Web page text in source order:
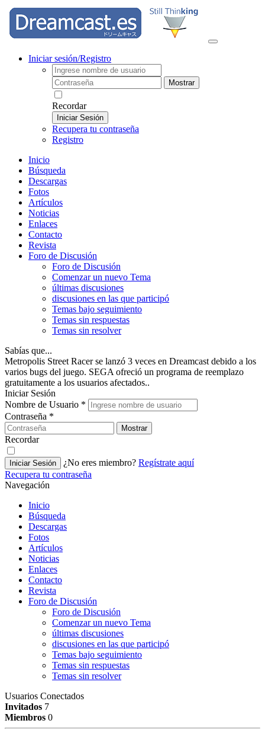
Iniciar sesión/Registro
Mostrar
Recordar
Iniciar Sesión
Recupera tu contraseña
Registro
Inicio
Búsqueda
Descargas
Fotos
Artículos
Noticias
Enlaces
Contacto
Revista
Foro de Discusión
Foro de Discusión
Comenzar un nuevo Tema
últimas discusiones
discusiones en las que participó
Temas bajo seguimiento
Temas sin respuestas
Temas sin resolver
Sabías que...
Metropolis Street Racer se lanzó 3 veces en Dreamcast debido a los
varios bugs del juego. SEGA ofreció un programa de reemplazo
gratuitamente a los usuarios afectados..
Iniciar Sesión
Nombre de Usuario *
Contraseña *
Mostrar
Recordar
Iniciar Sesión ¿No eres miembro? Regístrate aquí
Recupera tu contraseña
Navegación
Inicio
Búsqueda
Descargas
Fotos
Artículos
Noticias
Enlaces
Contacto
Revista
Foro de Discusión
Foro de Discusión
Comenzar un nuevo Tema
últimas discusiones
discusiones en las que participó
Temas bajo seguimiento
Temas sin respuestas
Temas sin resolver
Usuarios Conectados
Invitados 7
Miembros 0